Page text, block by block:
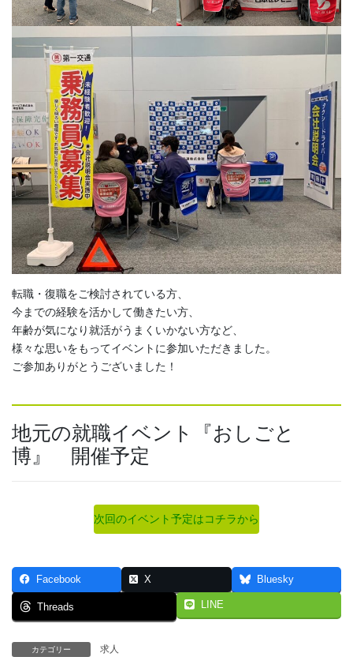
転職・復職をご検討されている方、
今までの経験を活かして働きたい方、
年齢が気になり就活がうまくいかない方など、
様々な思いをもってイベントに参加いただきました。
ご参加ありがとうございました！
地元の就職イベント『おしごと
博』 開催予定
次回のイベント予定はコチラから
Facebook X Bluesky
Threads LINE
カテゴリー 求人